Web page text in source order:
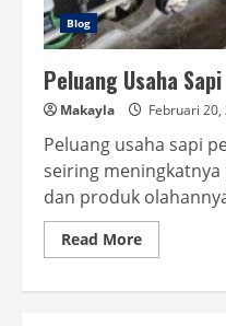
Blog
Peluang Usaha
Makayla Februari 20,
Peluang usaha sapi
seiring
dan produk
Read MoreRead
more